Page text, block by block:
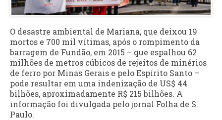
O desastre ambiental de Mariana, que deixou 19
mortos e 700 mil vítimas, após o rompimento da
barragem de Fundão, em 2015 – que espalhou 62
milhões de metros cúbicos de rejeitos de minérios
de ferro por Minas Gerais e pelo Espírito Santo –
pode resultar em uma indenização de US$ 44
bilhões, aproximadamente R$ 215 bilhões. A
informação foi divulgada pelo jornal Folha de S.
Paulo.